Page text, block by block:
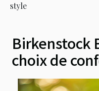
style
Birkenstock
choix de